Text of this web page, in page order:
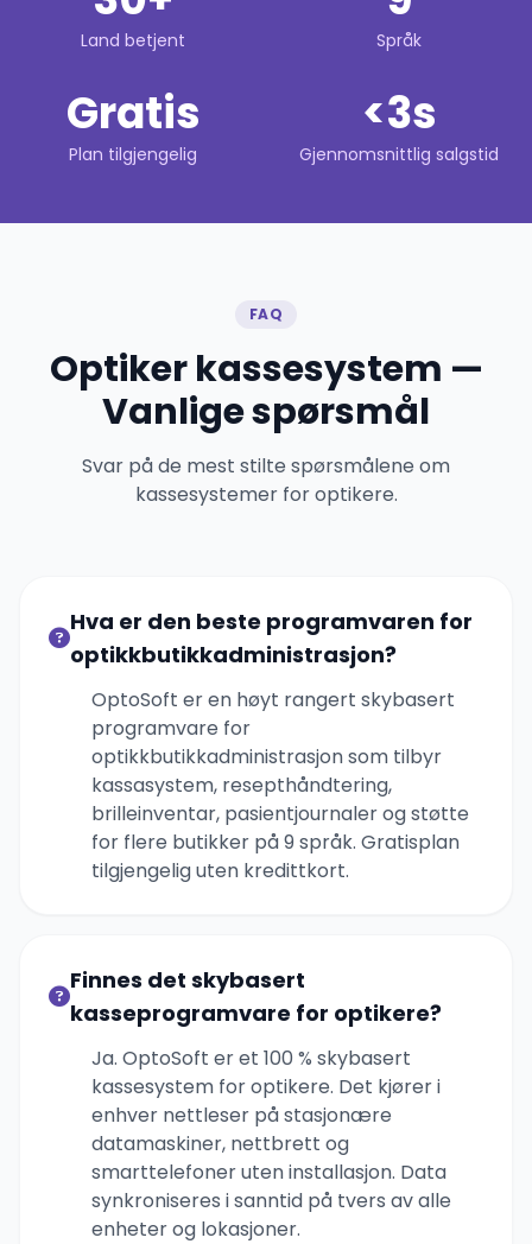
Land betjent Språk
Gratis
Plan tilgjengelig
<3s
Gjennomsnittlig salgstid
FAQ
Optiker kassesystem —
Vanlige spørsmål
Svar på de mest stilte spørsmålene om
kassesystemer for optikere.
Hva er den beste programvaren for
optikkbutikkadministrasjon?
OptoSoft er en høyt rangert skybasert
programvare for
optikkbutikkadministrasjon som tilbyr
kassasystem, resepthåndtering,
brilleinventar, pasientjournaler og støtte
for flere butikker på 9 språk. Gratisplan
tilgjengelig uten kredittkort.
Finnes det skybasert
kasseprogramvare for optikere?
Ja. OptoSoft er et 100 % skybasert
kassesystem for optikere. Det kjører i
enhver nettleser på stasjonære
datamaskiner, nettbrett og
smarttelefoner uten installasjon. Data
synkroniseres i sanntid på tvers av alle
enheter og lokasjoner.